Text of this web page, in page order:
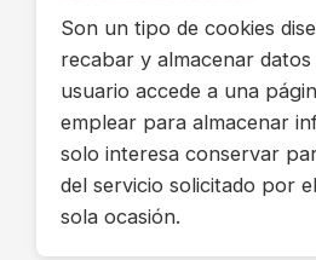
Son un tipo de cookies
recabar y almacenar
usuario accede a una
emplear para almacenar
solo interesa conservar
del servicio solicitado por
sola ocasión.